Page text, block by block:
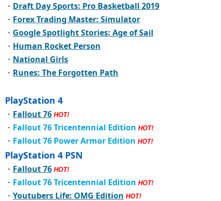
・ Draft Day Sports: Pro Basketball 2019
・ Forex Trading Master: Simulator
・ Google Spotlight Stories: Age of Sail
・ Human Rocket Person
・ National Girls
・ Runes: The Forgotten Path
PlayStation 4
・ Fallout 76 HOT!
・ Fallout 76 Tricentennial Edition HOT!
・ Fallout 76 Power Armor Edition HOT!
PlayStation 4 PSN
・ Fallout 76 HOT!
・ Fallout 76 Tricentennial Edition HOT!
・ Youtubers Life: OMG Edition HOT!